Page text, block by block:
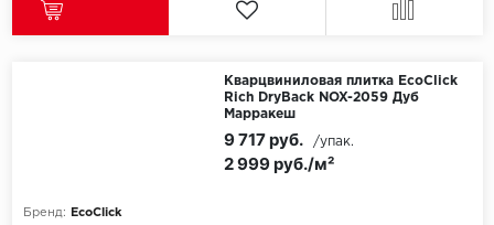
Кварцвиниловая плитка EcoClick
Rich DryBack NOX-2059 Дуб
Марракеш
Бренд:
EcoClick
2 999 руб./м²
9 717 руб. /упак.